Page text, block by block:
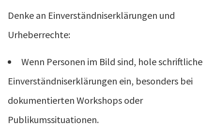
Denke an Einverständniserklärungen und
Urheberrechte:
Wenn Personen im Bild sind, hole schriftliche
Einverständniserklärungen ein, besonders bei
dokumentierten Workshops oder
Publikumssituationen.